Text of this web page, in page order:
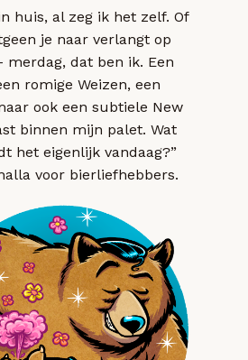
huis, al zeg ik het zelf. Of
je naar verlangt op
merdag, dat ben ik. Een
romige Weizen, een
ook een subtiele New
binnen mijn palet. Wat
het eigenlijk vandaag?”
voor bierliefhebbers.